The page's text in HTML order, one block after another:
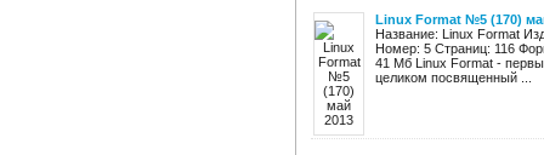
Linux Format №5 (170)
Название: Linux Format
Номер: 5 Страниц: 116
41 Мб Linux Format -
целиком посвященный ...